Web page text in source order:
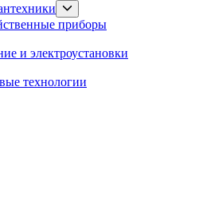
sub
menu
приборы
и электроустановки
технологии